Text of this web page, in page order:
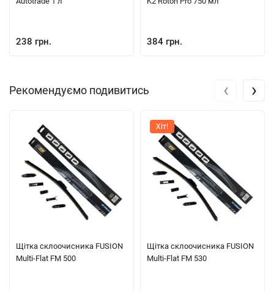
238 грн. 384 грн.
Рекомендуємо подивитись
Щітка склоочисника FUSION
Multi-Flat FM 500
Хіт!
Щітка склоочисника FUSION
Multi-Flat FM 530
‹ ›